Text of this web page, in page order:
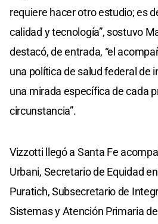
requiere hacer otro estudio; es
calidad y tecnología”, sostuvo
destacó, de entrada, “el
una política de salud federal de
una mirada específica de cada
circunstancia”.
Vizzotti llegó a Santa Fe
Urbani, Secretario de Equidad
Puratich, Subsecretario de
Sistemas y Atención Primaria